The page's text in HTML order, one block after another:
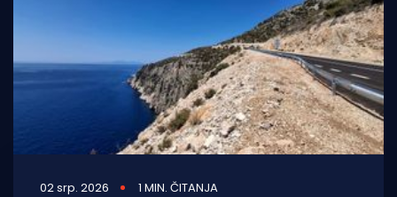
Pomorstvo
Ribolov
Tradicija i kultura
02 srp. 2026 1 MIN. ČITANJA